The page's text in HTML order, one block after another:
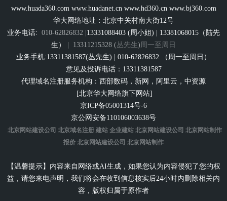
www.huada360.com www.huadanet.cn www.hd360.cn www.bj360.com
华大网络地址：北京中关村南大街12号
业务电话: 010-62826832 | 13331088403 (周小姐) | 13381068015（陆先
生）
13311215328 (丛先生) 周一至周日
业务手机:13311381587(丛先生) | 010-62826832 （周一至周日）
意见及投诉电话：13311381587
代理域名注册服务机构：西部数码，新网，阿里云，中资源
[北京华大网络旗下网站]
京ICP备05001314号-6
京公网安备110106003638号
北京网站建设公司 北京域名注册 建站 企业建站 北京网站建设公司 北京网站制作
报价 北京网站建设公司 北京网站制作
【温馨提示】内容来自网络或AI生成，如果您认为内容侵犯了您的权
益，请您来电声明，我们将会在收到信息核实后24小时内删除相关内
容，版权归属于原作者